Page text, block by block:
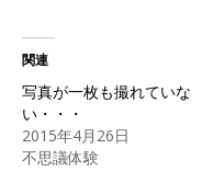
関連
写真が一枚も撮れていな
い・・・
2015年4月26日
不思議体験